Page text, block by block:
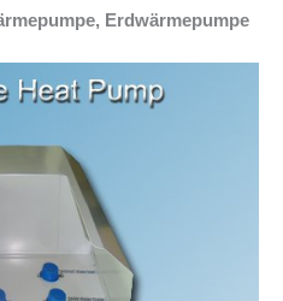
Erdwärmepumpe